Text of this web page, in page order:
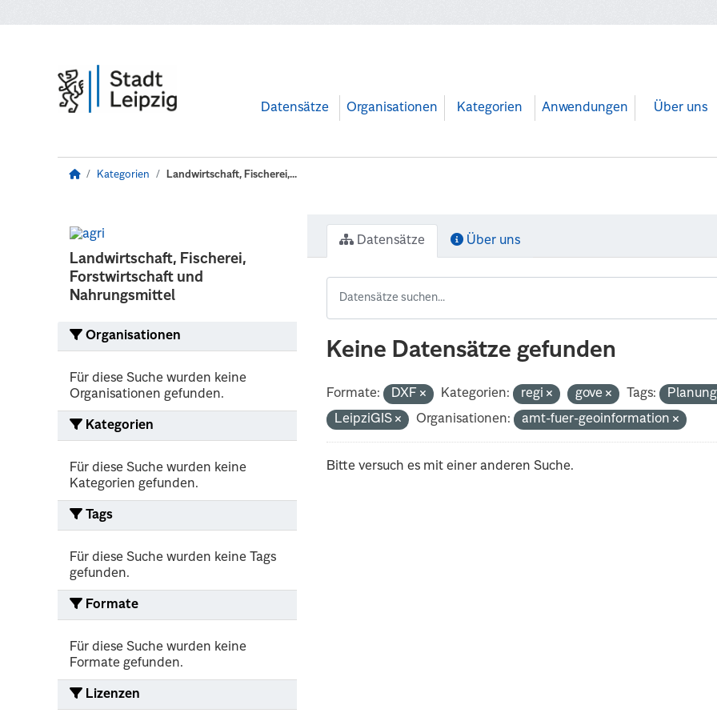
Datensätze Organisationen Kategorien Anwendungen Über uns
Kategorien Landwirtschaft, Fischerei,...
Landwirtschaft, Fischerei,
Forstwirtschaft und
Nahrungsmittel
Organisationen
Für diese Suche wurden keine
Organisationen gefunden.
Kategorien
Für diese Suche wurden keine
Kategorien gefunden.
Tags
Für diese Suche wurden keine Tags
gefunden.
Formate
Für diese Suche wurden keine
Formate gefunden.
Lizenzen
Datensätze Über uns
Keine Datensätze gefunden
Formate: DXF Kategorien: regi gove Tags:
LeipziGIS
Organisationen: amt-fuer-geoinformation
Bitte versuch es mit einer anderen Suche.